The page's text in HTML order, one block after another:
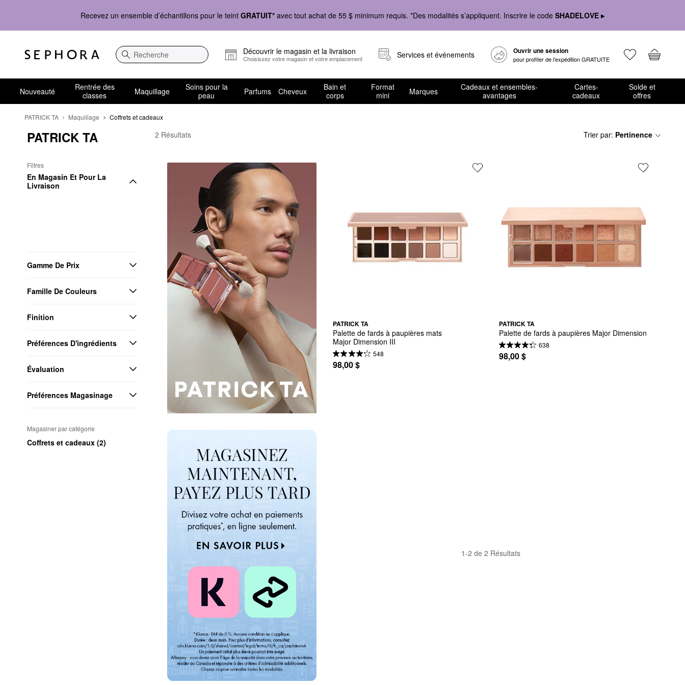
Recevez un ensemble d’échantillons pour le teint GRATUIT* avec tout achat de 55 $ minimum requis. *Des modalités s’appliquent. Inscrire le code SHADELOVE ▸
Recherche
Découvrir le magasin et la livraison
Choisissez votre magasin et votre emplacement Services et événements Ouvrir une session
pour profiter de l’expédition GRATUITE
Nouveauté
Rentrée des
classes
Maquillage
Soins pour la
peau
Parfums Cheveux
Bain et
corps
Format
mini
Marques
Cadeaux et ensembles-
avantages
Cartes-
cadeaux
Solde et
offres
PATRICK TA Maquillage Coffrets et cadeaux
PATRICK TA
Filtres
En Magasin Et Pour La
Livraison
Gamme De Prix
Famille De Couleurs
Finition
Préférences D'ingrédients
Évaluation
Préférences Magasinage
Magasiner par catégorie
Coffrets et cadeaux (2)
PATRICK TA Coffrets et cadeaux
2 Résultats Trier par: Pertinence
PATRICK TA
Palette de fards à paupières mats
Major Dimension III
548
98,00 $
PATRICK TA
Palette de fards à paupières Major Dimension
638
98,00 $
1-2 de 2 Résultats